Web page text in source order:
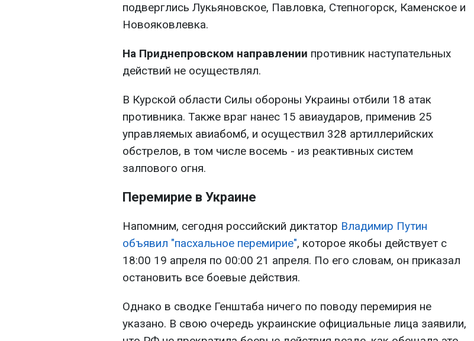
подверглись Лукьяновское, Павловка, Степногорск, Каменское и
Новояковлевка.
На Приднепровском направлении противник наступательных
действий не осуществлял.
В Курской области Силы обороны Украины отбили 18 атак
противника. Также враг нанес 15 авиаударов, применив 25
управляемых авиабомб, и осуществил 328 артиллерийских
обстрелов, в том числе восемь - из реактивных систем
залпового огня.
Перемирие в Украине
Напомним, сегодня российский диктатор Владимир Путин
объявил "пасхальное перемирие", которое якобы действует с
18:00 19 апреля по 00:00 21 апреля. По его словам, он приказал
остановить все боевые действия.
Однако в сводке Генштаба ничего по поводу перемирия не
указано. В свою очередь украинские официальные лица заявили,